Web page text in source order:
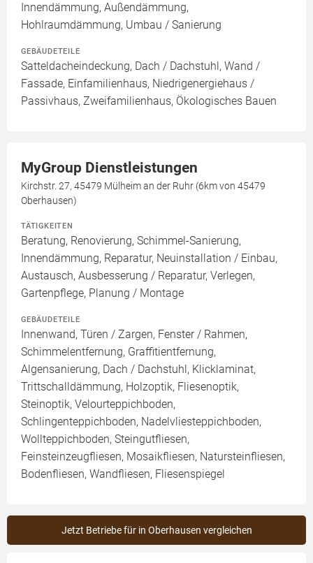
Innendämmung, Außendämmung,
Hohlraumdämmung, Umbau / Sanierung
GEBÄUDETEILE
Satteldacheindeckung, Dach / Dachstuhl, Wand /
Fassade, Einfamilienhaus, Niedrigenergiehaus /
Passivhaus, Zweifamilienhaus, Ökologisches Bauen
MyGroup Dienstleistungen
Kirchstr. 27, 45479 Mülheim an der Ruhr (6km von 45479
Oberhausen)
TÄTIGKEITEN
Beratung, Renovierung, Schimmel-Sanierung,
Innendämmung, Reparatur, Neuinstallation / Einbau,
Austausch, Ausbesserung / Reparatur, Verlegen,
Gartenpflege, Planung / Montage
GEBÄUDETEILE
Innenwand, Türen / Zargen, Fenster / Rahmen,
Schimmelentfernung, Graffitientfernung,
Algensanierung, Dach / Dachstuhl, Klicklaminat,
Trittschalldämmung, Holzoptik, Fliesenoptik,
Steinoptik, Velourteppichboden,
Schlingenteppichboden, Nadelvliesteppichboden,
Wollteppichboden, Steingutfliesen,
Feinsteinzeugfliesen, Mosaikfliesen, Natursteinfliesen,
Bodenfliesen, Wandfliesen, Fliesenspiegel
Jetzt Betriebe für in Oberhausen vergleichen